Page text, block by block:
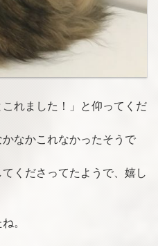
れました！」と仰ってくだ
なかこれなかったそうで
くださってたようで、嬉し
。